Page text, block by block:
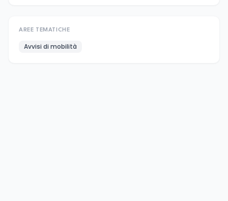
AREE TEMATICHE
Avvisi di mobilità